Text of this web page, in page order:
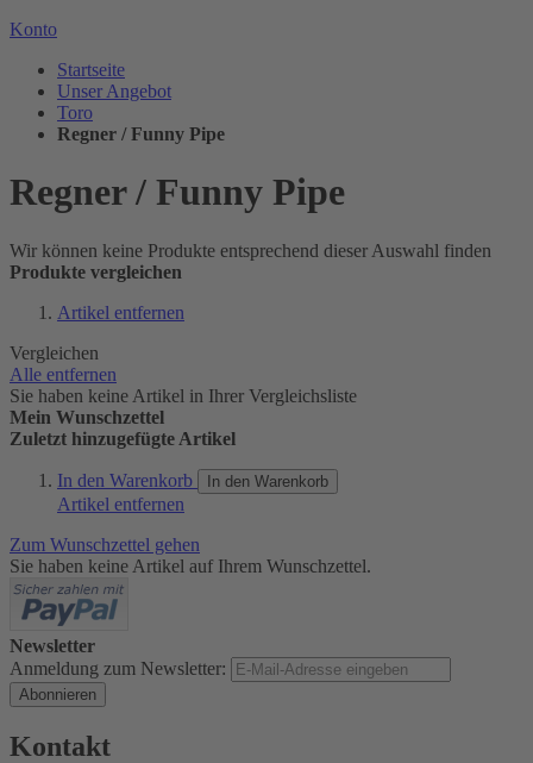
Konto
Startseite
Unser Angebot
Toro
Regner / Funny Pipe
Regner / Funny Pipe
Wir können keine Produkte entsprechend dieser Auswahl finden
Produkte vergleichen
Artikel entfernen
Vergleichen
Alle entfernen
Sie haben keine Artikel in Ihrer Vergleichsliste
Mein Wunschzettel
Zuletzt hinzugefügte Artikel
In den Warenkorb In den Warenkorb
Artikel entfernen
Zum Wunschzettel gehen
Sie haben keine Artikel auf Ihrem Wunschzettel.
Newsletter
Anmeldung zum Newsletter:
Abonnieren
Kontakt